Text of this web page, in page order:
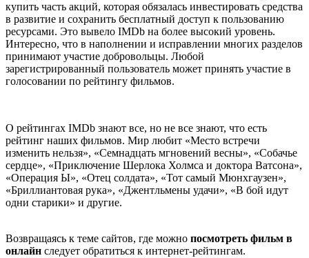
купить часть акций, которая обязалась инвестировать средства
в развитие и сохранить бесплатный доступ к пользованию
ресурсами. Это вывело IMDb на более высокий уровень.
Интересно, что в наполнении и исправлении многих разделов
принимают участие добровольцы. Любой
зарегистрированный пользователь может принять участие в
голосовании по рейтингу фильмов.
О рейтингах IMDb знают все, но не все знают, что есть
рейтинг наших фильмов. Мир любит «Место встречи
изменить нельзя», «Семнадцать мгновений весны», «Собачье
сердце», «Приключение Шерлока Холмса и доктора Ватсона»,
«Операция Ы», «Отец солдата», «Тот самый Мюнхгаузен»,
«Бриллиантовая рука», «Джентльмены удачи», «В бой идут
одни старики» и другие.
Возвращаясь к теме сайтов, где можно посмотреть фильм в
онлайн следует обратиться к интернет-рейтингам.